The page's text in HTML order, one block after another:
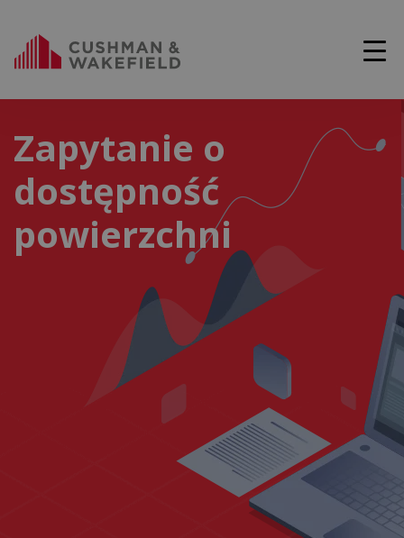
Zapytanie o
dostępność
powierzchni